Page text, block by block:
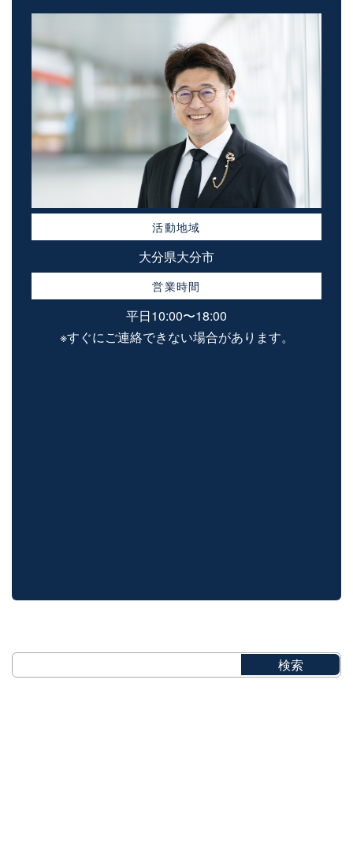
活動地域
大分県大分市
営業時間
平日10:00〜18:00
※すぐにご連絡できない場合があります。